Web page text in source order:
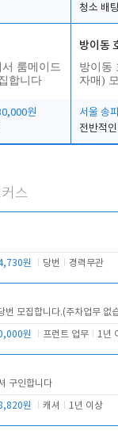
룸메이드
합니다
원
방이동
방이동
자매)
서울 송
스
원 당번 경력무관
번 모집합니다.(주차업무 없
원 프런트 업무 1년
구인합니다
원 캐셔 1년 이상